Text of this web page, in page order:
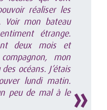
réaliser les
Voir mon bateau
étrange.
deux mois et
mon
océans. J’étais
lundi matin.
peu de mal à le